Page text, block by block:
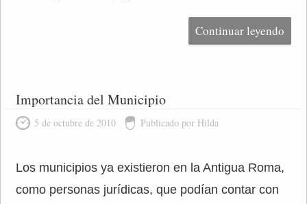
Continuar leyendo
Importancia del Municipio
5 de octubre de 2010 Publicado por Hilda
Los municipios ya existieron en la Antigua Roma,
como personas jurídicas, que podían contar con